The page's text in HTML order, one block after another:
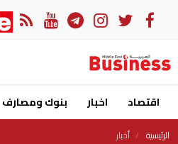
اقتصاد اخبار بنوك ومصارف
الرئيسية أخبار